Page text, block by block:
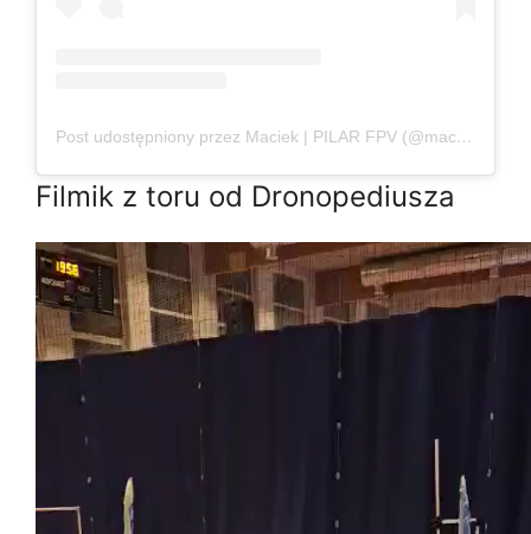
Post udostępniony przez Maciek | PILAR FPV (@maciekpe_)
Filmik z toru od Dronopediusza